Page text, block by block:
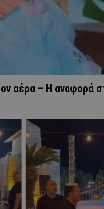
αέρα – Η αναφορά